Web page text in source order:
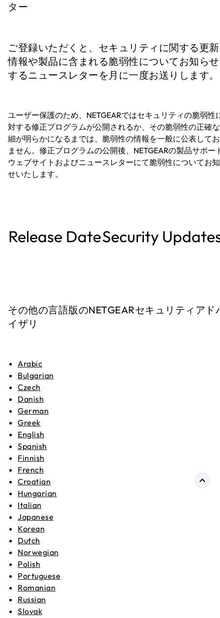
ター
ご登録いただくと、セキュリティに関する更新
情報や製品に含まれる脆弱性についてお知らせ
するニュースレターを月に一度お送りします。
ユーザー保護のため、NETGEARではセキュリティの脆弱性
対する修正プログラムが公開されるか、その脆弱性の正確
細が明らかになるまでは、脆弱性の情報を一般に公表して
ません。修正プログラムの公開後、NETGEARの製品サポー
ウェブサイトおよびニュースレターにて脆弱性についてお
せいたします。
Release DateSecurity
その他の言語版のNETGEARセキュリティアド
イザリ
Arabic
Bulgarian
Czech
Danish
German
Greek
English
Spanish
Finnish
French
Croatian
Hungarian
Italian
Japanese
Korean
Dutch
Norwegian
Polish
Portuguese
Romanian
Russian
Slovak